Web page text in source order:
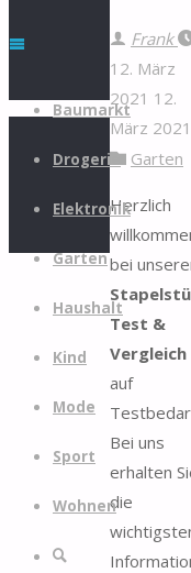
Zum
springen
Baumarkt
Drogerie
Elektronik
Garten
Haushalt
Kind
Mode
Sport
Wohnen
Suche
Frank
12. März
2021 12.
März 2021
Garten
Herzlich
bei
Test &
Vergleich
auf
Bei uns
erhalten
die